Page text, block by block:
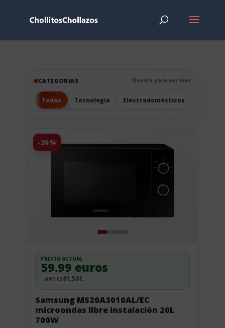
CATEGORIAS Desliza para ver mas
Todos Tecnología Electrodomésticos
-26%
Samsung MS20A3010AL/EC
microondas libre instalación 20L
700W
PRECIO ACTUAL
59.99 euros
ANTES81,58€